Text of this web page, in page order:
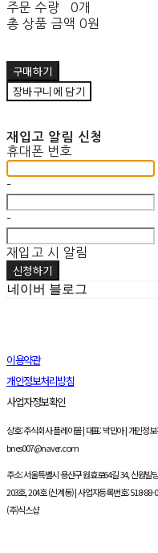
주문 수량
0개
총 상품 금액 0원
구매하기
장바구니에 담기
재입고 알림 신청
휴대폰 번호
-
-
재입고 시 알림
신청하기
네이버 블로그
이용약관
개인정보처리방침
사업자정보확인
상호: 주식회사 플레이몰 | 대표: 박민아 | 개인정
bnes007@naver.com
주소: 서울특별시 용산구 원효로64길 34, 신원빌
203호, 204호 (신계동) | 사업자등록번호:518-88-
(주)식스샵